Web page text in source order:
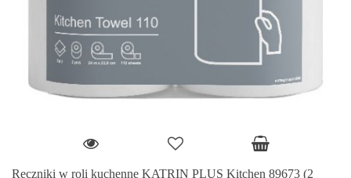
Ręczniki w roli kuchenne KATRIN PLUS Kitchen 89673 (2